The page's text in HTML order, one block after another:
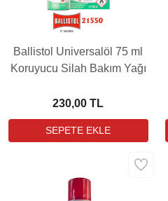
Ballistol Universalöl 75 ml
Koruyucu Silah Bakım Yağı
230,00 TL